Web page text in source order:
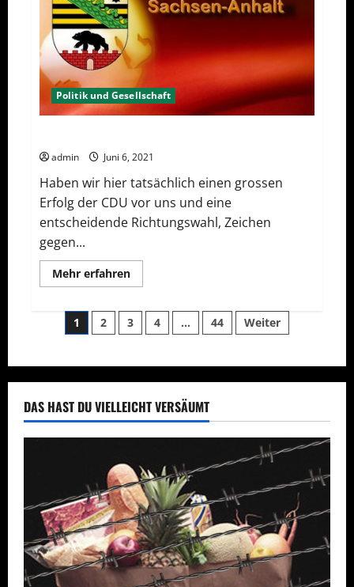
Politik und Gesellschaft
admin Juni 6, 2021
Haben wir hier tatsächlich einen grossen
Erfolg der CDU vor uns und eine
entscheidende Richtungswahl, Zeichen
gegen...
Mehr erfahrenMehr
Informationen
2021
–
Landtagswahl
Seitennummerierung
der
Beiträge
1 2 3 4 … 44 Weiter
DAS HAST DU VIELLEICHT VERSÄUMT